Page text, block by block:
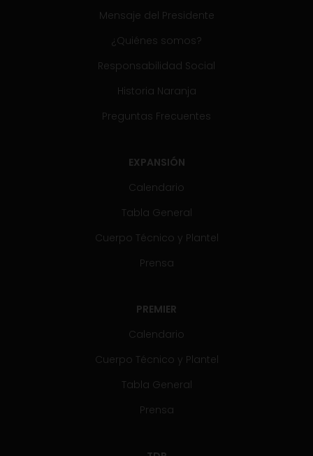
Mensaje del Presidente
¿Quiénes somos?
Responsabilidad Social
Historia Naranja
Preguntas Frecuentes
EXPANSIÓN
Calendario
Tabla General
Cuerpo Técnico y Plantel
Prensa
PREMIER
Calendario
Cuerpo Técnico y Plantel
Tabla General
Prensa